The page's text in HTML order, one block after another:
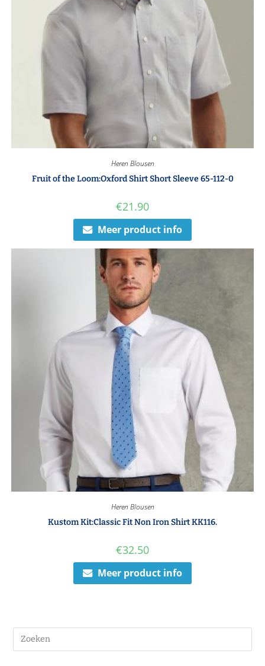
Heren Blousen
Fruit of the Loom:Oxford Shirt Short Sleeve 65-112-0
€21.90
Meer product info
Heren Blousen
Kustom Kit:Classic Fit Non Iron Shirt KK116.
€32.50
Meer product info